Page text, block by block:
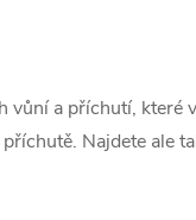
vůní a příchutí, které
Najdete ale